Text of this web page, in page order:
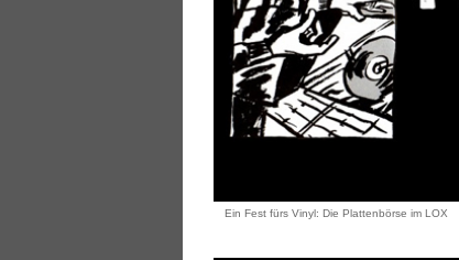
Ein Fest fürs Vinyl: Die Plattenbörse im LOX